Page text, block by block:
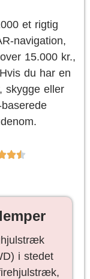
et rigtig
navigation,
15.000 kr.,
du har en
skygge eller
i stedet